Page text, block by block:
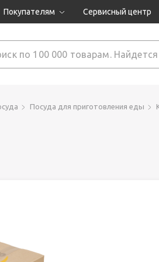
Покупателям
Как оформить заказ?
Сервисный центр
Посуда для приготовления еды